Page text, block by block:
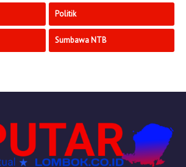
Politik
Sumbawa NTB